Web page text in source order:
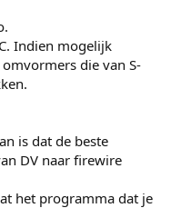
g
Indien mogelijk
die van S-
is dat de beste
DV naar firewire
het programma dat je